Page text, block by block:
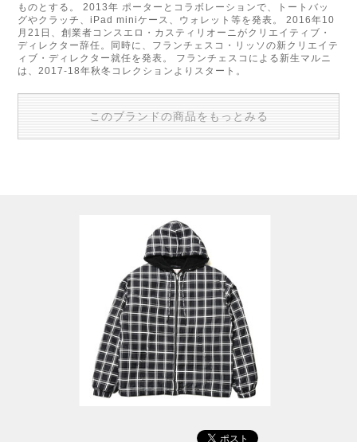
ものとする。 2013年 ポーターとコラボレーションで、トートバッ
グやクラッチ、iPad miniケース、ウォレット等を発表。 2016年10
月21日、創業者コンスエロ・カスティリオーニがクリエイティブ・
ディレクター辞任。同時に、フランチェスコ・リッソの新クリエイテ
ィブ・ディレクター就任を発表。 フランチェスコによる新生マルニ
は、2017-18年秋冬コレクションよりスタート。
このブランドの商品をもっとみる